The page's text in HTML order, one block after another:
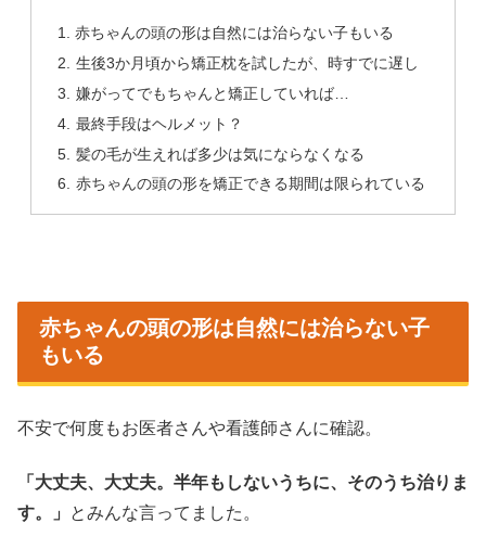
赤ちゃんの頭の形は自然には治らない子もいる
生後3か月頃から矯正枕を試したが、時すでに遅し
嫌がってでもちゃんと矯正していれば…
最終手段はヘルメット？
髪の毛が生えれば多少は気にならなくなる
赤ちゃんの頭の形を矯正できる期間は限られている
赤ちゃんの頭の形は自然には治らない子
もいる
不安で何度もお医者さんや看護師さんに確認。
「大丈夫、大丈夫。半年もしないうちに、そのうち治りま
す。」
とみんな言ってました。